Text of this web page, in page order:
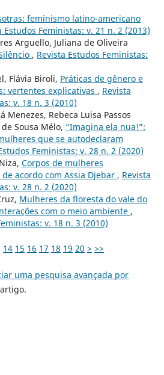
feminismo latino-americano
Estudos Feministas: v. 21 n. 2 (2013)
Arguello, Juliana de Oliveira
, Revista Estudos Feministas:
Flávia Biroli, Práticas de gênero e
vertentes explicativas , Revista
v. 18 n. 3 (2010)
Menezes, Rebeca Luisa Passos
Sousa Mélo, “Imagina ela nua!”:
que se autodeclaram
Feministas: v. 28 n. 2 (2020)
Corpos de mulheres
acordo com Assia Djebar , Revista
v. 28 n. 2 (2020)
Mulheres da floresta do vale do
com o meio ambiente ,
v. 18 n. 3 (2010)
14 15 16 17 18 19 20 > >>
uma pesquisa avançada por